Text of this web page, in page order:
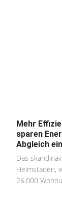
Mehr
sparen
Abgleich ein
Das
Heimstaden,
26.000